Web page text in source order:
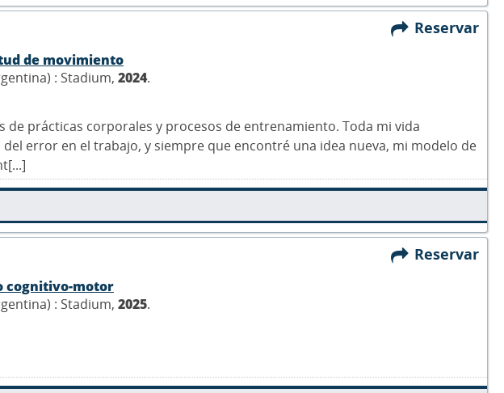
Reservar
de movimiento
: Stadium, 2024.
de prácticas corporales y procesos de entrenamiento. Toda mi vida
error en el trabajo, y siempre que encontré una idea nueva, mi modelo de
Reservar
cognitivo-motor
: Stadium, 2025.